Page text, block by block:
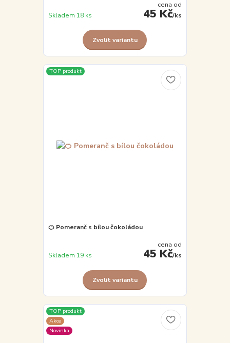
cena od
45 Kč/ks
Skladem 18 ks
Zvolit variantu
TOP produkt
🍊 Pomeranč s bílou čokoládou
cena od
45 Kč/ks
Skladem 19 ks
Zvolit variantu
TOP produkt
Akce
Novinka